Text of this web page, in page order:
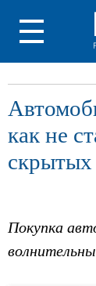
как не
Покупка